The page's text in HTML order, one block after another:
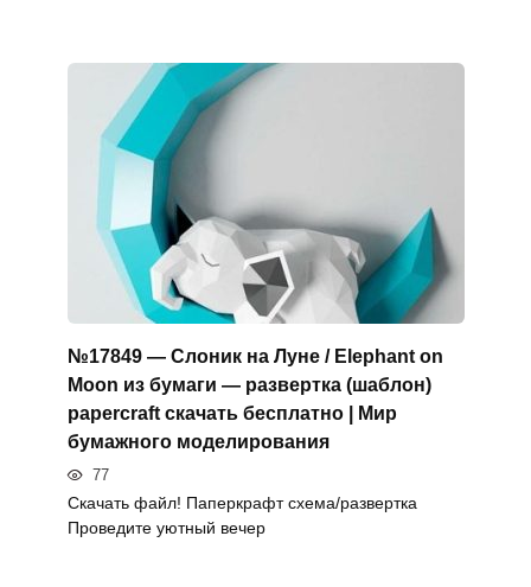
№17849 — Слоник на Луне / Elephant on
Moon из бумаги — развертка (шаблон)
papercraft скачать бесплатно | Мир
бумажного моделирования
77
Скачать файл! Паперкрафт схема/развертка
Проведите уютный вечер